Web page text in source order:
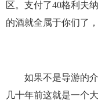
区。支付了40格利夫
的酒就全属于你们了
如果不是导游的介
几十年前这就是一个